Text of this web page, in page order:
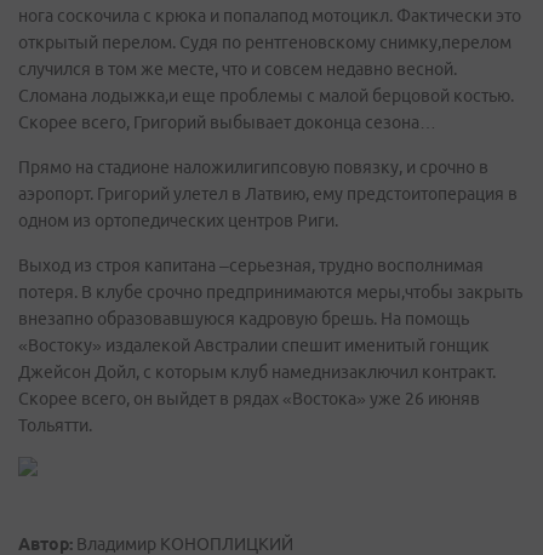
нога соскочила с крюка и попалапод мотоцикл. Фактически это
открытый перелом. Судя по рентгеновскому снимку,перелом
случился в том же месте, что и совсем недавно весной.
Сломана лодыжка,и еще проблемы с малой берцовой костью.
Скорее всего, Григорий выбывает доконца сезона…
Прямо на стадионе наложилигипсовую повязку, и срочно в
аэропорт. Григорий улетел в Латвию, ему предстоитоперация в
одном из ортопедических центров Риги.
Выход из строя капитана –серьезная, трудно восполнимая
потеря. В клубе срочно предпринимаются меры,чтобы закрыть
внезапно образовавшуюся кадровую брешь. На помощь
«Востоку» издалекой Австралии спешит именитый гонщик
Джейсон Дойл, с которым клуб намеднизаключил контракт.
Скорее всего, он выйдет в рядах «Востока» уже 26 июняв
Тольятти.
Автор: Владимир КОНОПЛИЦКИЙ